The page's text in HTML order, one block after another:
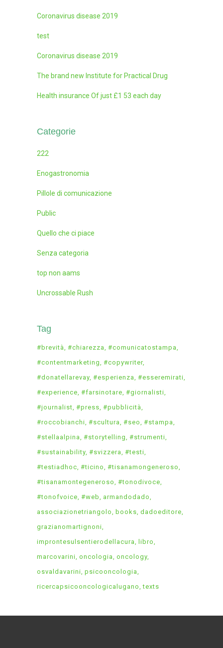
Coronavirus disease 2019
test
Coronavirus disease 2019
The brand new Institute for Practical Drug
Health insurance Of just £1 53 each day
Categorie
222
Enogastronomia
Pillole di comunicazione
Public
Quello che ci piace
Senza categoria
top non aams
Uncrossable Rush
Tag
#brevità #chiarezza #comunicatostampa
#contentmarketing #copywriter
#donatellarevay #esperienza #esseremirati
#experience #farsinotare #giornalisti
#journalist #press #pubblicità
#roccobianchi #scultura #seo #stampa
#stellaalpina #storytelling #strumenti
#sustainability #svizzera #testi
#testiadhoc #ticino #tisanamongeneroso
#tisanamontegeneroso #tonodivoce
#tonofvoice #web
armandodado
associazionetriangolo
books dadoeditore
grazianomartignoni
improntesulsentierodellacura
libro
marcovarini oncologia oncology
osvaldavarini psicooncologia
ricercapsicooncologicalugano texts